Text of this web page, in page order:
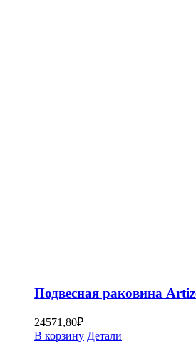
Подвесная раковина
24571,80₽
В корзину Детали